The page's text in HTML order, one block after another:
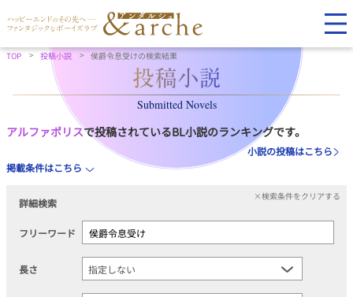
TOP 投稿小説 侯爵令息受けの検索結果
Submitted Novels
アルファポリスで投稿されているBL小説のランキングです。
小説の投稿はこちら
掲載条件はこちら
詳細検索
×検索条件をクリアする
フリーワード
長さ